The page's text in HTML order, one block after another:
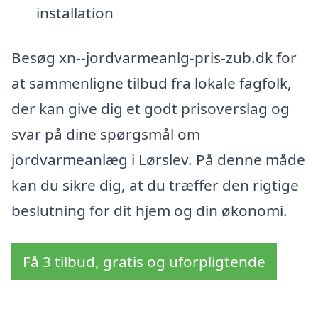
installation
Besøg xn--jordvarmeanlg-pris-zub.dk for
at sammenligne tilbud fra lokale fagfolk,
der kan give dig et godt prisoverslag og
svar på dine spørgsmål om
jordvarmeanlæg i Lørslev. På denne måde
kan du sikre dig, at du træffer den rigtige
beslutning for dit hjem og din økonomi.
Få 3 tilbud, gratis og uforpligtende